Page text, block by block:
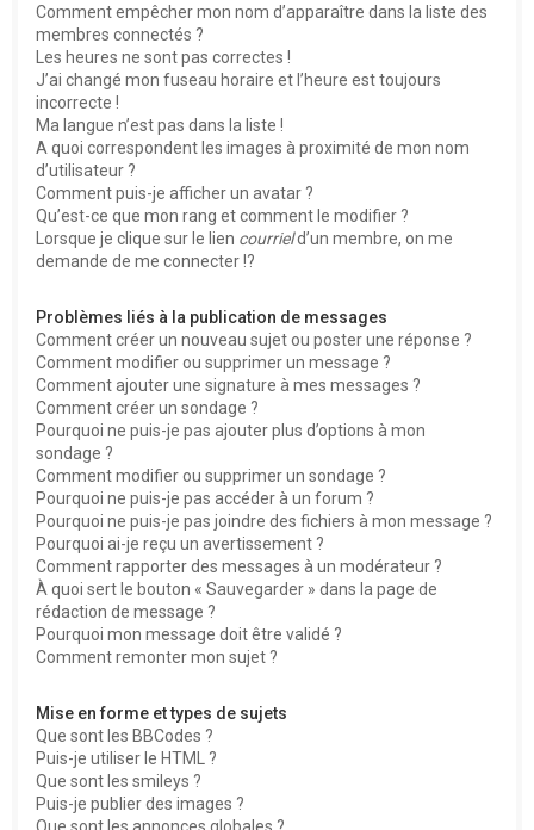
Comment empêcher mon nom d’apparaître dans la liste des
membres connectés ?
Les heures ne sont pas correctes !
J’ai changé mon fuseau horaire et l’heure est toujours
incorrecte !
Ma langue n’est pas dans la liste !
A quoi correspondent les images à proximité de mon nom
d’utilisateur ?
Comment puis-je afficher un avatar ?
Qu’est-ce que mon rang et comment le modifier ?
Lorsque je clique sur le lien courrield’un membre, on me
demande de me connecter !?
Problèmes liés à la publication de messages
Comment créer un nouveau sujet ou poster une réponse ?
Comment modifier ou supprimer un message ?
Comment ajouter une signature à mes messages ?
Comment créer un sondage ?
Pourquoi ne puis-je pas ajouter plus d’options à mon
sondage ?
Comment modifier ou supprimer un sondage ?
Pourquoi ne puis-je pas accéder à un forum ?
Pourquoi ne puis-je pas joindre des fichiers à mon message ?
Pourquoi ai-je reçu un avertissement ?
Comment rapporter des messages à un modérateur ?
À quoi sert le bouton « Sauvegarder » dans la page de
rédaction de message ?
Pourquoi mon message doit être validé ?
Comment remonter mon sujet ?
Mise en forme et types de sujets
Que sont les BBCodes ?
Puis-je utiliser le HTML ?
Que sont les smileys ?
Puis-je publier des images ?